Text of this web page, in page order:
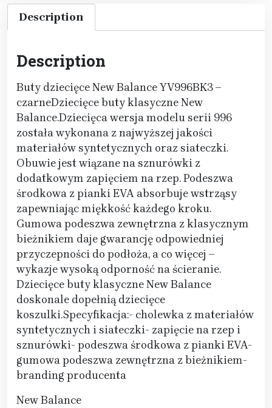
Description
Description
Buty dziecięce New Balance YV996BK3 –
czarneDziecięce buty klasyczne New
Balance.Dziecięca wersja modelu serii 996
została wykonana z najwyższej jakości
materiałów syntetycznych oraz siateczki.
Obuwie jest wiązane na sznurówki z
dodatkowym zapięciem na rzep. Podeszwa
środkowa z pianki EVA absorbuje wstrząsy
zapewniając miękkość każdego kroku.
Gumowa podeszwa zewnętrzna z klasycznym
bieżnikiem daje gwarancję odpowiedniej
przyczepności do podłoża, a co więcej –
wykazje wysoką odporność na ścieranie.
Dziecięce buty klasyczne New Balance
doskonale dopełnią dziecięce
koszulki.Specyfikacja:- cholewka z materiałów
syntetycznych i siateczki- zapięcie na rzep i
sznurówki- podeszwa środkowa z pianki EVA-
gumowa podeszwa zewnętrzna z bieżnikiem-
branding producenta
New Balance